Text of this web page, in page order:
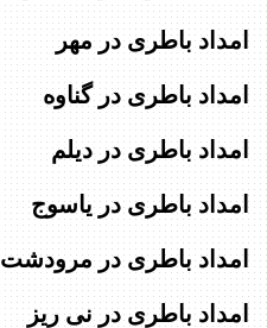
امداد باطری در مهر
امداد باطری در گناوه
امداد باطری در دیلم
امداد باطری در یاسوج
امداد باطری در مرودشت
امداد باطری در نی ریز